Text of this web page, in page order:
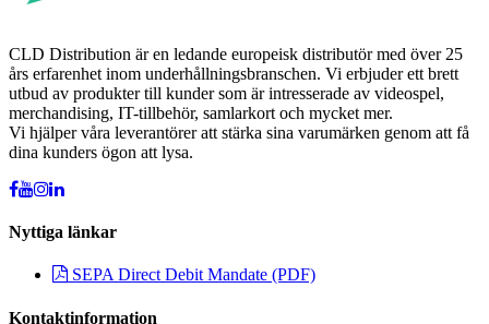
CLD Distribution är en ledande europeisk distributör med över 25
års erfarenhet inom underhållningsbranschen. Vi erbjuder ett brett
utbud av produkter till kunder som är intresserade av videospel,
merchandising, IT-tillbehör, samlarkort och mycket mer.
Vi hjälper våra leverantörer att stärka sina varumärken genom att få
dina kunders ögon att lysa.
Nyttiga länkar
SEPA Direct Debit Mandate (PDF)
Kontaktinformation